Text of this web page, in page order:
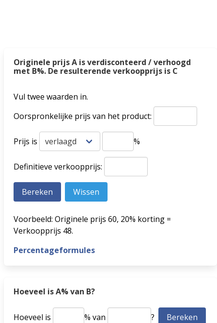
Originele prijs A is verdisconteerd / verhoogd
met B%. De resulterende verkoopprijs is C
Vul twee waarden in.
Oorspronkelijke prijs van het product:
Prijs is %
Definitieve verkoopprijs:
Voorbeeld: Originele prijs 60, 20% korting =
Verkoopprijs 48.
Percentageformules
Hoeveel is A% van B?
Hoeveel is % van ?